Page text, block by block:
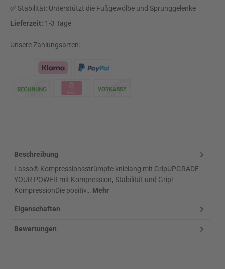
✅ Stabilität: Unterstützt die Fußgewölbe und Sprunggelenke
Lieferzeit: 1-3 Tage
Unsere Zahlungsarten:
Beschreibung
Lasso® Kompressionsstrümpfe knielang mit GripUPGRADE
YOUR POWER mit Kompression, Stabilität und Grip!
KompressionDie positiv… Mehr
Eigenschaften
Bewertungen